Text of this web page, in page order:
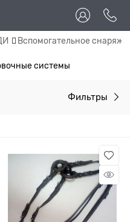
Вспомогательное
системы
Фильтры